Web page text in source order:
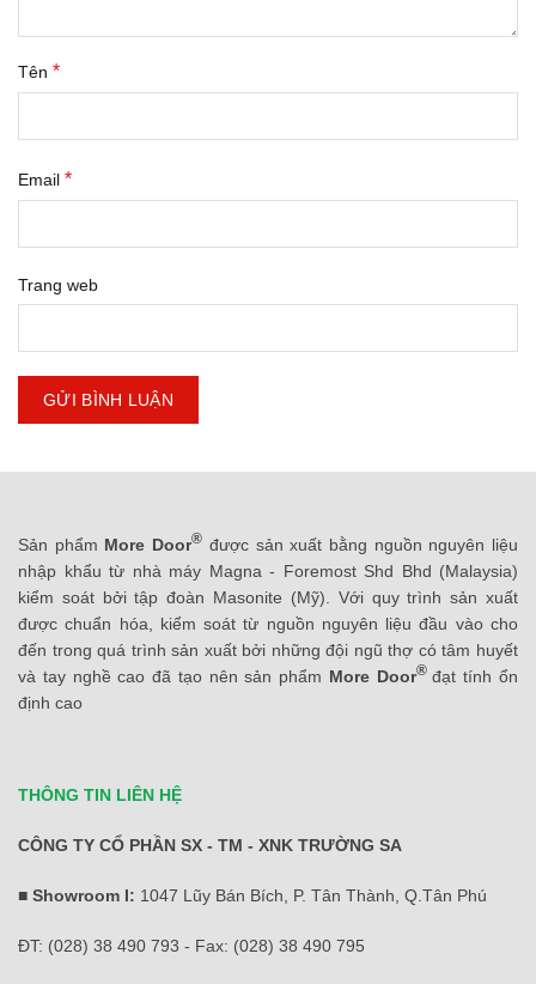
Tên *
Email *
Trang web
Sản phẩm More Door® được sản xuất bằng nguồn nguyên liệu
nhập khẩu từ nhà máy Magna - Foremost Shd Bhd (Malaysia)
kiểm soát bởi tập đoàn Masonite (Mỹ). Với quy trình sản xuất
được chuẩn hóa, kiểm soát từ nguồn nguyên liệu đầu vào cho
đến trong quá trình sản xuất bởi những đội ngũ thợ có tâm huyết
và tay nghề cao đã tạo nên sản phẩm More Door® đạt tính ổn
định cao
THÔNG TIN LIÊN HỆ
CÔNG TY CỔ PHẦN SX - TM - XNK TRƯỜNG SA
■ Showroom I: 1047 Lũy Bán Bích, P. Tân Thành, Q.Tân Phú
ĐT: (028) 38 490 793 - Fax: (028) 38 490 795